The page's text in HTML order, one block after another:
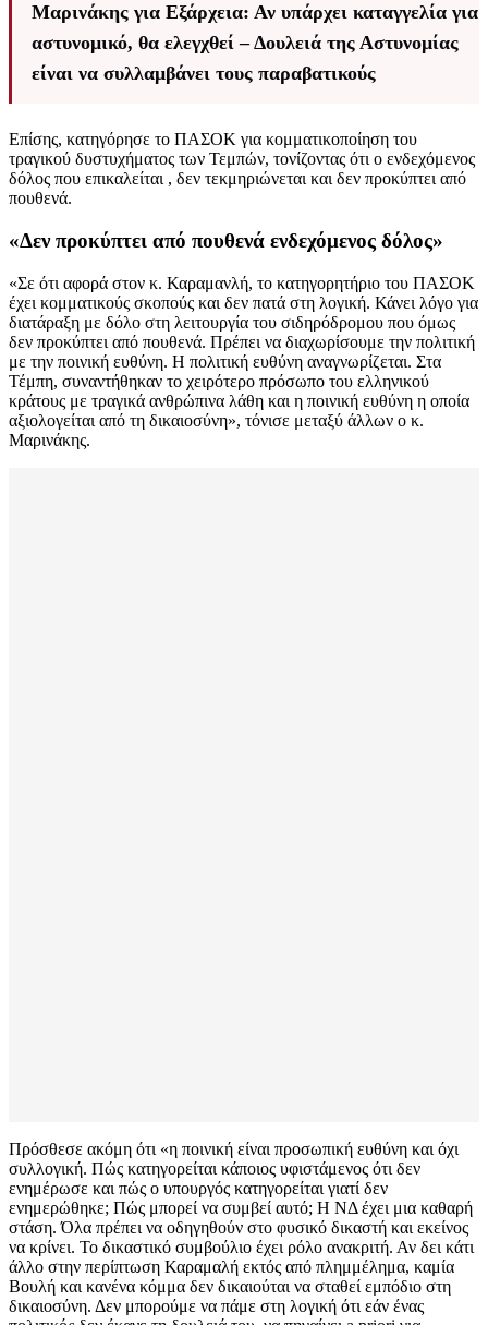
Μαρινάκης για Εξάρχεια: Αν υπάρχει καταγγελία για
αστυνομικό, θα ελεγχθεί – Δουλειά της Αστυνομίας
είναι να συλλαμβάνει τους παραβατικούς
Επίσης, κατηγόρησε το ΠΑΣΟΚ για κομματικοποίηση του
τραγικού δυστυχήματος των Τεμπών, τονίζοντας ότι ο ενδεχόμενος
δόλος που επικαλείται , δεν τεκμηριώνεται και δεν προκύπτει από
πουθενά.
«Δεν προκύπτει από πουθενά ενδεχόμενος δόλος»
«Σε ότι αφορά στον κ. Καραμανλή, το κατηγορητήριο του ΠΑΣΟΚ
έχει κομματικούς σκοπούς και δεν πατά στη λογική. Κάνει λόγο για
διατάραξη με δόλο στη λειτουργία του σιδηρόδρομου που όμως
δεν προκύπτει από πουθενά. Πρέπει να διαχωρίσουμε την πολιτική
με την ποινική ευθύνη. Η πολιτική ευθύνη αναγνωρίζεται. Στα
Τέμπη, συναντήθηκαν το χειρότερο πρόσωπο του ελληνικού
κράτους με τραγικά ανθρώπινα λάθη και η ποινική ευθύνη η οποία
αξιολογείται από τη δικαιοσύνη», τόνισε μεταξύ άλλων ο κ.
Μαρινάκης.
Πρόσθεσε ακόμη ότι «η ποινική είναι προσωπική ευθύνη και όχι
συλλογική. Πώς κατηγορείται κάποιος υφιστάμενος ότι δεν
ενημέρωσε και πώς ο υπουργός κατηγορείται γιατί δεν
ενημερώθηκε; Πώς μπορεί να συμβεί αυτό; Η ΝΔ έχει μια καθαρή
στάση. Όλα πρέπει να οδηγηθούν στο φυσικό δικαστή και εκείνος
να κρίνει. Το δικαστικό συμβούλιο έχει ρόλο ανακριτή. Αν δει κάτι
άλλο στην περίπτωση Καραμαλή εκτός από πλημμέλημα, καμία
Βουλή και κανένα κόμμα δεν δικαιούται να σταθεί εμπόδιο στη
δικαιοσύνη. Δεν μπορούμε να πάμε στη λογική ότι εάν ένας